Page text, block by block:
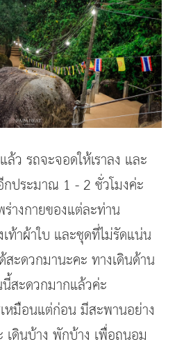
ว รถจะจอดให้เราลง และ
กประมาณ 1 - 2 ชั่วโมงค่ะ
างกายของแต่ละท่าน
ท้าผ้าใบ และชุดที่ไม่รัดแน่น
สะดวกมานะคะ ทางเดินด้าน
สะดวกมากแล้วค่ะ
หมือนแต่ก่อน มีสะพานอย่าง
เดินบ้าง พักบ้าง เพื่อถนอม